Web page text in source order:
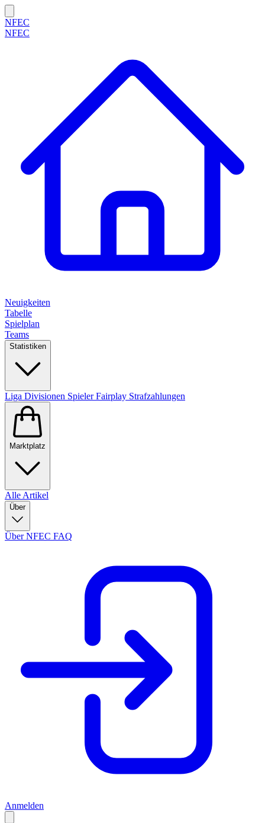
NFEC
NFEC
Neuigkeiten
Tabelle
Spielplan
Teams
Statistiken
Liga Divisionen SpielerFairplay Strafzahlungen
Marktplatz
Alle Artikel
Über
Über NFEC FAQ
Anmelden